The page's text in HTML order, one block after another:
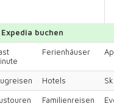
buchen
Ferienhäuser
Hotels
Familienreisen